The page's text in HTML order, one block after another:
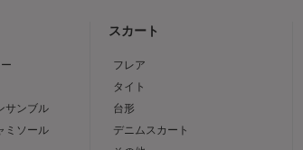
サンブル
ミソール
スカート
フレア
タイト
台形
デニムスカート